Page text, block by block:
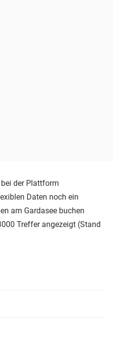
der Plattform
Daten noch ein
am Gardasee buchen
Treffer angezeigt (Stand